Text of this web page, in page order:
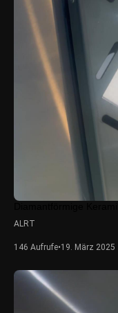
ALRT
146 Aufrufe•19. März 2025